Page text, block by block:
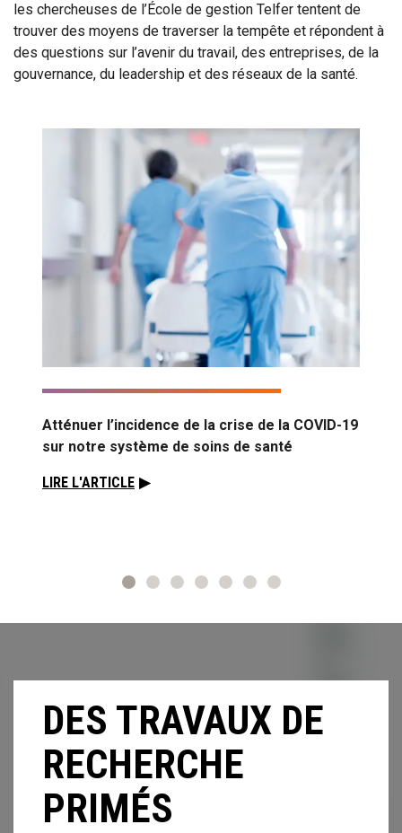
les chercheuses de l’École de gestion Telfer tentent de
trouver des moyens de traverser la tempête et répondent à
des questions sur l’avenir du travail, des entreprises, de la
gouvernance, du leadership et des réseaux de la santé.
Atténuer l’incidence de la crise de la COVID-19
sur notre système de soins de santé
LIRE L'ARTICLE
DES TRAVAUX DE
RECHERCHE
PRIMÉS